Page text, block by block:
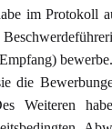
im Protokoll
die
Weiteren